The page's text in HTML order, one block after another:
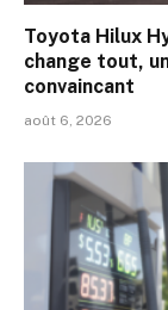
Toyota Hilux
change tout,
convaincant
août 6, 2026